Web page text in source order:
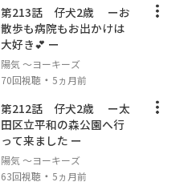
第213話 仔犬2歳 ーお
散歩も病院もお出かけは
大好き💕 ー
陽気 ～ヨーキーズ
70回視聴 ・5ヵ月前
第212話 仔犬2歳 ー太
田区立平和の森公園へ行
って来ました ー
陽気 ～ヨーキーズ
63回視聴 ・5ヵ月前